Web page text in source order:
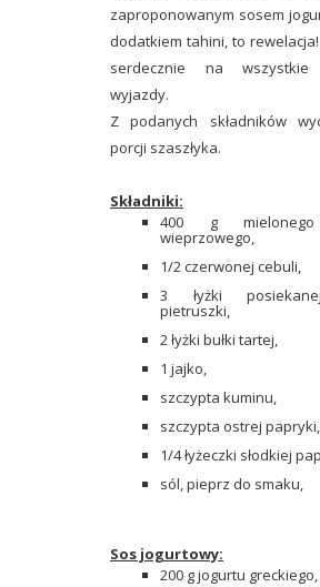
zaproponowanym sosem
dodatkiem tahini, to
serdecznie na wszystkie
wyjazdy.
Z podanych składników
porcji szaszłyka.
Składniki:
400 g
wieprzowego,
1/2 czerwonej cebuli,
3 łyżki
pietruszki,
2 łyżki bułki tartej,
1 jajko,
szczypta kuminu,
szczypta ostrej papryki,
1/4 łyżeczki słodkiej
sól, pieprz do smaku,
Sos jogurtowy:
200 g jogurtu greckiego,